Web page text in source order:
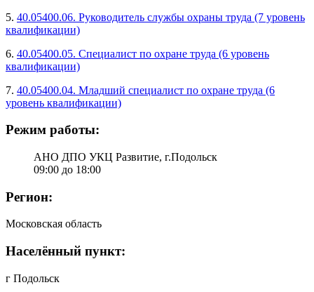
5. 40.05400.06. Руководитель службы охраны труда (7 уровень
квалификации)
6. 40.05400.05. Специалист по охране труда (6 уровень
квалификации)
7. 40.05400.04. Младший специалист по охране труда (6
уровень квалификации)
Режим работы:
АНО ДПО УКЦ Развитие, г.Подольск
09:00 до 18:00
Регион:
Московская область
Населённый пункт:
г Подольск